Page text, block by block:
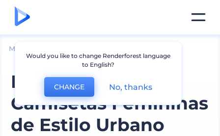
Mockups
Mockups de
Camisetas Femininas
de Estilo Urbano
Would you like to change Renderforest language
to English?
CHANGE No, thanks